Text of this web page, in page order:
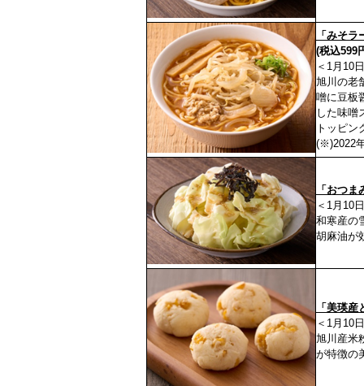
「みそ
(税込599
＜1月10
旭川の老
噌に豆板
した味噌
トッピン
(※)2022
「おつ
＜1月10
和寒産の
胡麻油が
「美瑛
＜1月10
旭川産米
が特徴の